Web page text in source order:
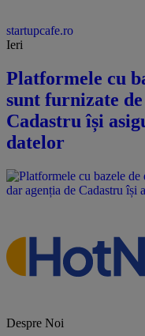
startupcafe.ro
Ieri
Platformele cu
sunt furnizate
Cadastru își
datelor
Despre Noi